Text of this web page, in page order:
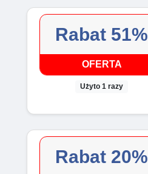
Rabat 51%
OFERTA
Użyto 1 razy
Rabat 20%